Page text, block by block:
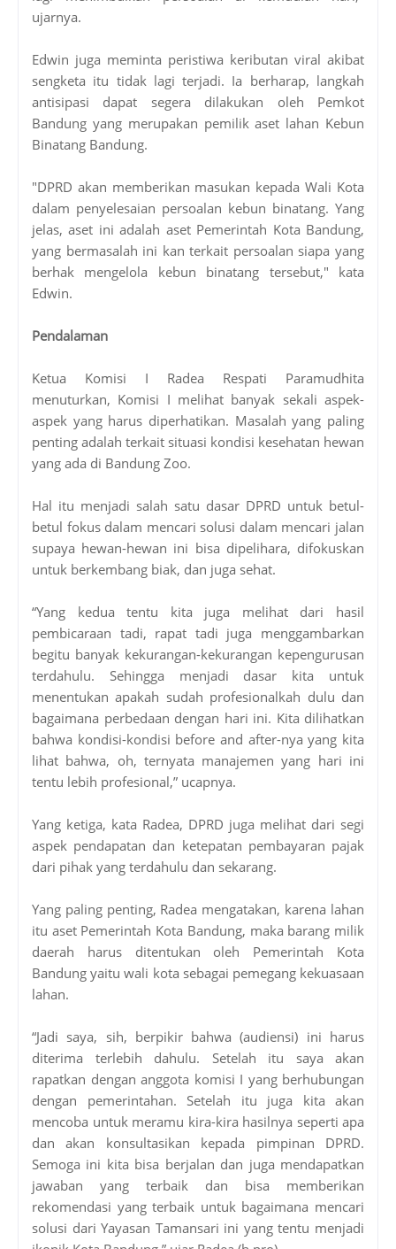
ujarnya.
Edwin juga meminta peristiwa keributan viral akibat
sengketa itu tidak lagi terjadi. Ia berharap, langkah
antisipasi dapat segera dilakukan oleh Pemkot
Bandung yang merupakan pemilik aset lahan Kebun
Binatang Bandung.
"DPRD akan memberikan masukan kepada Wali Kota
dalam penyelesaian persoalan kebun binatang. Yang
jelas, aset ini adalah aset Pemerintah Kota Bandung,
yang bermasalah ini kan terkait persoalan siapa yang
berhak mengelola kebun binatang tersebut," kata
Edwin.
Pendalaman
Ketua Komisi I Radea Respati Paramudhita
menuturkan, Komisi I melihat banyak sekali aspek-
aspek yang harus diperhatikan. Masalah yang paling
penting adalah terkait situasi kondisi kesehatan hewan
yang ada di Bandung Zoo.
Hal itu menjadi salah satu dasar DPRD untuk betul-
betul fokus dalam mencari solusi dalam mencari jalan
supaya hewan-hewan ini bisa dipelihara, difokuskan
untuk berkembang biak, dan juga sehat.
“Yang kedua tentu kita juga melihat dari hasil
pembicaraan tadi, rapat tadi juga menggambarkan
begitu banyak kekurangan-kekurangan kepengurusan
terdahulu. Sehingga menjadi dasar kita untuk
menentukan apakah sudah profesionalkah dulu dan
bagaimana perbedaan dengan hari ini. Kita dilihatkan
bahwa kondisi-kondisi before and after-nya yang kita
lihat bahwa, oh, ternyata manajemen yang hari ini
tentu lebih profesional,” ucapnya.
Yang ketiga, kata Radea, DPRD juga melihat dari segi
aspek pendapatan dan ketepatan pembayaran pajak
dari pihak yang terdahulu dan sekarang.
Yang paling penting, Radea mengatakan, karena lahan
itu aset Pemerintah Kota Bandung, maka barang milik
daerah harus ditentukan oleh Pemerintah Kota
Bandung yaitu wali kota sebagai pemegang kekuasaan
lahan.
“Jadi saya, sih, berpikir bahwa (audiensi) ini harus
diterima terlebih dahulu. Setelah itu saya akan
rapatkan dengan anggota komisi I yang berhubungan
dengan pemerintahan. Setelah itu juga kita akan
mencoba untuk meramu kira-kira hasilnya seperti apa
dan akan konsultasikan kepada pimpinan DPRD.
Semoga ini kita bisa berjalan dan juga mendapatkan
jawaban yang terbaik dan bisa memberikan
rekomendasi yang terbaik untuk bagaimana mencari
solusi dari Yayasan Tamansari ini yang tentu menjadi